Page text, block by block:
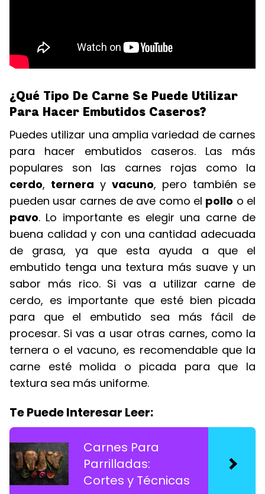
¿Qué Tipo De Carne Se Puede Utilizar
Para Hacer Embutidos Caseros?
Puedes utilizar una amplia variedad de carnes
para hacer embutidos caseros. Las más
populares son las carnes rojas como la
cerdo, ternera y vacuno, pero también se
pueden usar carnes de ave como el pollo o el
pavo. Lo importante es elegir una carne de
buena calidad y con una cantidad adecuada
de grasa, ya que esta ayuda a que el
embutido tenga una textura más suave y un
sabor más rico. Si vas a utilizar carne de
cerdo, es importante que esté bien picada
para que el embutido sea más fácil de
procesar. Si vas a usar otras carnes, como la
ternera o el vacuno, es recomendable que la
carne esté molida o picada para que la
textura sea más uniforme.
Te Puede Interesar Leer:
Carnes Para
Parrilladas:
Cortes y Técnicas